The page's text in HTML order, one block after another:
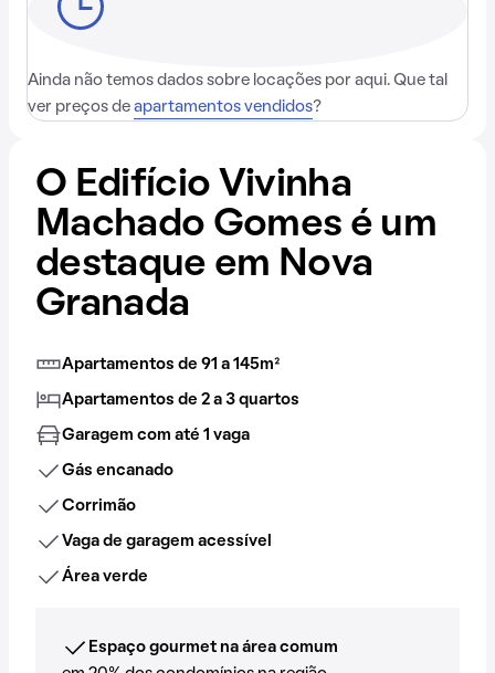
Ainda não temos dados sobre locações por aqui. Que tal
ver preços de apartamentos vendidos?
O Edifício Vivinha
Machado Gomes é um
destaque em Nova
Granada
Apartamentos de 91 a 145m²
Apartamentos de 2 a 3 quartos
Garagem com até 1 vaga
Gás encanado
Corrimão
Vaga de garagem acessível
Área verde
Espaço gourmet na área comum